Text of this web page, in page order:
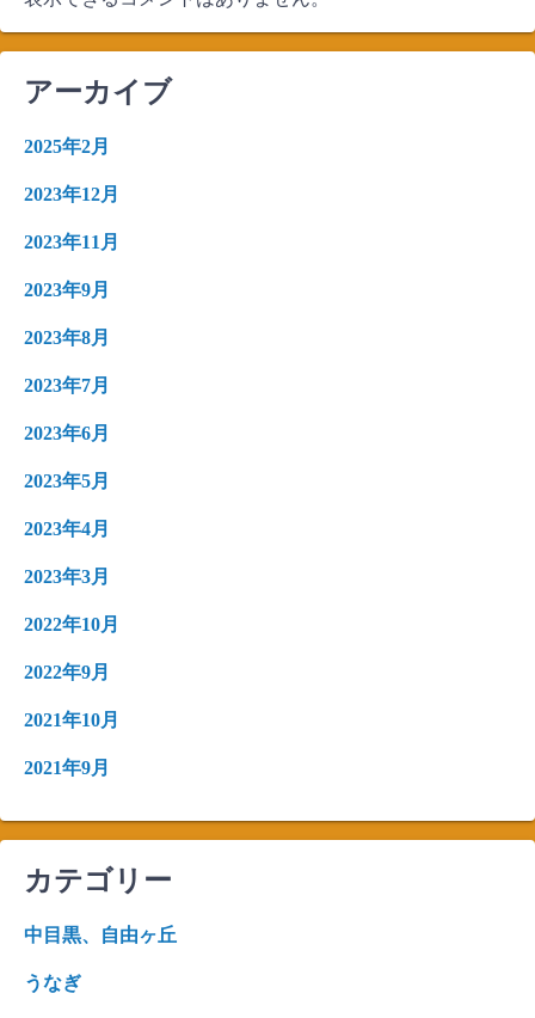
アーカイブ
2025年2月
2023年12月
2023年11月
2023年9月
2023年8月
2023年7月
2023年6月
2023年5月
2023年4月
2023年3月
2022年10月
2022年9月
2021年10月
2021年9月
カテゴリー
中目黒、自由ヶ丘
うなぎ